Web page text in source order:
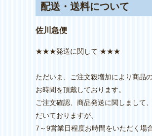
配送・送料について
佐川急便
★★★発送に関して ★★★
ただいま、ご注文殺増加により商品
お時間を頂戴しております。
ご注文確認、商品発送に関しまして
だいておりますが、
7～9営業日程度お時間をいただく場